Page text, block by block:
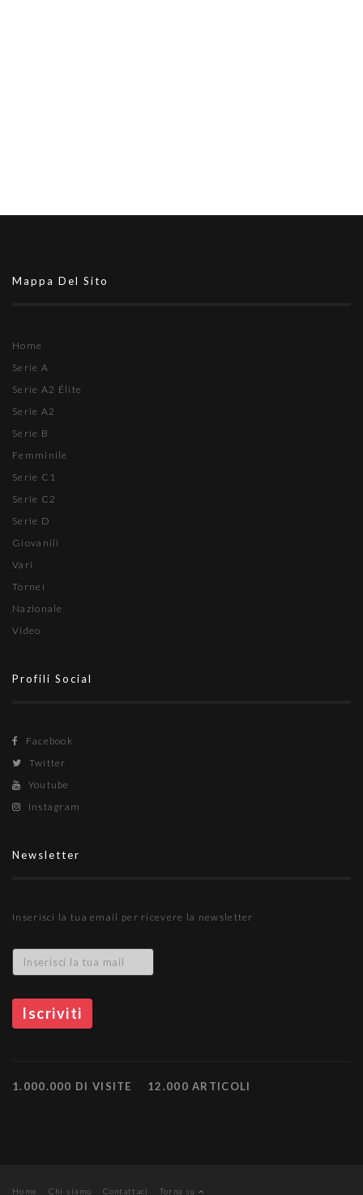
Mappa Del Sito
Home
Serie A
Serie A2 Élite
Serie A2
Serie B
Femminile
Serie C1
Serie C2
Serie D
Giovanili
Vari
Tornei
Nazionale
Video
Profili Social
Facebook
Twitter
Youtube
Instagram
Newsletter
Inserisci la tua email per ricevere la newsletter
1.000.000 DI VISITE 12.000 ARTICOLI
Home Chi siamo Contattaci Torna su